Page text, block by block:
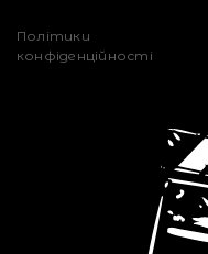
Політики
конфіденційності